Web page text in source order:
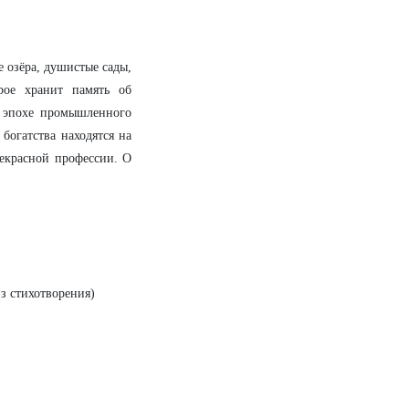
озёра, душистые сады,
хранит память об
промышленного
находятся на
профессии. О
стихотворения)